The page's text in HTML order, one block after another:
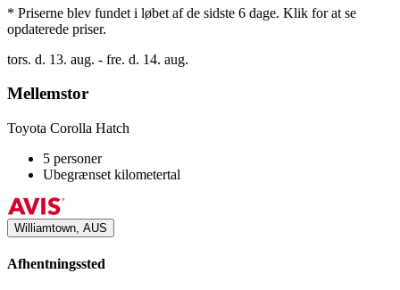
* Priserne blev fundet i løbet af de sidste 6 dage. Klik for at se
opdaterede priser.
tors. d. 13. aug. - fre. d. 14. aug.
Mellemstor
Toyota Corolla Hatch
5 personer
Ubegrænset kilometertal
Williamtown, AUS
Afhentningssted